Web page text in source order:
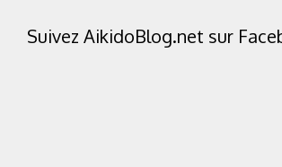
Suivez AikidoBlog.net sur